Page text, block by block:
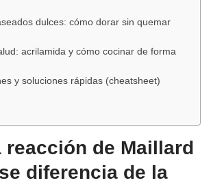
dulces: cómo dorar sin quemar
acrilamida y cómo cocinar de forma
y soluciones rápidas (cheatsheet)
reacción de Maillard
diferencia de la